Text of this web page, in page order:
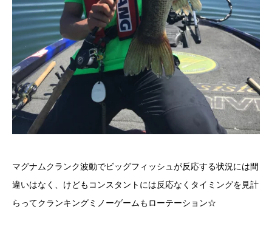
マグナムクランク波動でビッグフィッシュが反応する状況には間
違いはなく、けどもコンスタントには反応なくタイミングを見計
らってクランキングミノーゲームもローテーション☆